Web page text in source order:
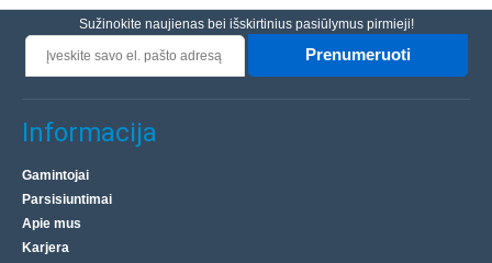
Sužinokite naujienas bei išskirtinius pasiūlymus pirmieji!
Prenumeruoti
Informacija
Gamintojai
Parsisiuntimai
Apie mus
Karjera